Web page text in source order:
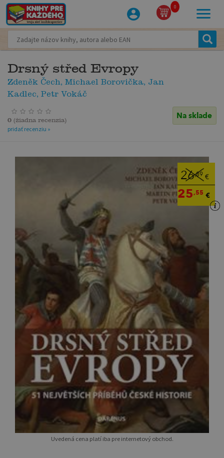
0
Drsný střed Evropy
Zdeněk Čech, Michael Borovička, Jan
Kadlec, Petr Vokáč
Na sklade
0 (žiadna recenzia)
pridať recenziu »
26,89 €
25,55 €
Uvedená cena platí iba pre internetový obchod.